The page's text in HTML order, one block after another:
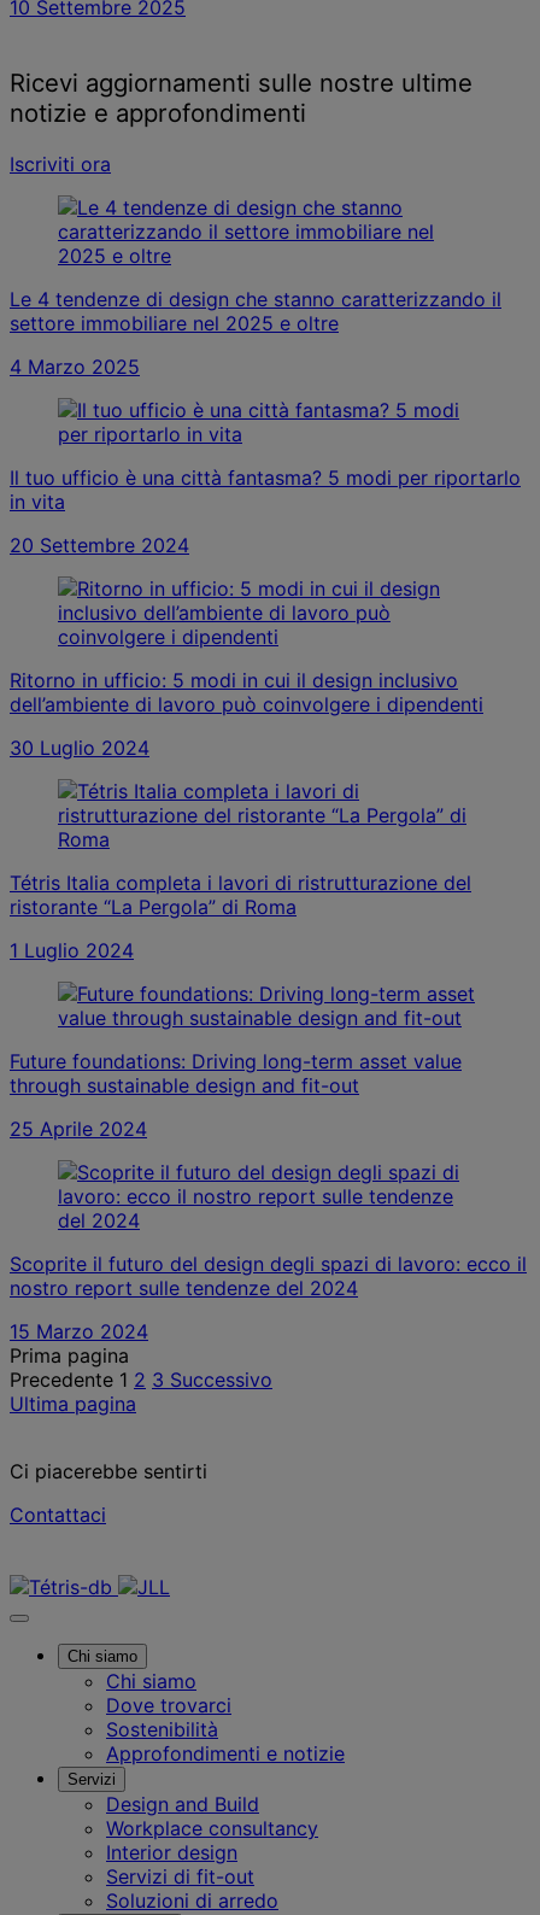
10 Settembre 2025
Ricevi aggiornamenti sulle nostre ultime
notizie e approfondimenti
Iscriviti ora
Le 4 tendenze di design che stanno caratterizzando il
settore immobiliare nel 2025 e oltre
4 Marzo 2025
Il tuo ufficio è una città fantasma? 5 modi per riportarlo
in vita
20 Settembre 2024
Ritorno in ufficio: 5 modi in cui il design inclusivo
dell’ambiente di lavoro può coinvolgere i dipendenti
30 Luglio 2024
Tétris Italia completa i lavori di ristrutturazione del
ristorante “La Pergola” di Roma
1 Luglio 2024
Future foundations: Driving long-term asset value
through sustainable design and fit-out
25 Aprile 2024
Scoprite il futuro del design degli spazi di lavoro: ecco il
nostro report sulle tendenze del 2024
15 Marzo 2024
Posts
pagination
Prima pagina
Precedente 1 2 3 Successivo
Ultima pagina
Ci piacerebbe sentirti
Contattaci
Chi siamo
Chi siamo
Dove trovarci
Sostenibilità
Approfondimenti e notizie
Servizi
Design and Build
Workplace consultancy
Interior design
Servizi di fit-out
Soluzioni di arredo